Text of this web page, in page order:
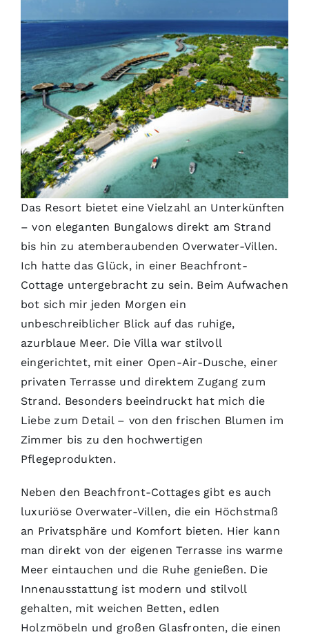
Das Resort bietet eine Vielzahl an Unterkünften
– von eleganten Bungalows direkt am Strand
bis hin zu atemberaubenden Overwater-Villen.
Ich hatte das Glück, in einer Beachfront-
Cottage untergebracht zu sein. Beim Aufwachen
bot sich mir jeden Morgen ein
unbeschreiblicher Blick auf das ruhige,
azurblaue Meer. Die Villa war stilvoll
eingerichtet, mit einer Open-Air-Dusche, einer
privaten Terrasse und direktem Zugang zum
Strand. Besonders beeindruckt hat mich die
Liebe zum Detail – von den frischen Blumen im
Zimmer bis zu den hochwertigen
Pflegeprodukten.
Neben den Beachfront-Cottages gibt es auch
luxuriöse Overwater-Villen, die ein Höchstmaß
an Privatsphäre und Komfort bieten. Hier kann
man direkt von der eigenen Terrasse ins warme
Meer eintauchen und die Ruhe genießen. Die
Innenausstattung ist modern und stilvoll
gehalten, mit weichen Betten, edlen
Holzmöbeln und großen Glasfronten, die einen